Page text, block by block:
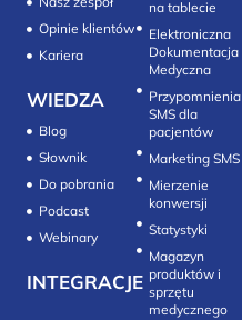
Opinie klientów
Kariera
WIEDZA
Blog
Słownik
Do pobrania
Podcast
Webinary
INTEGRACJE
na tablecie
Elektroniczna
Dokumentacja
Medyczna
Przypomnienia
SMS dla
pacjentów
Marketing SMS
Mierzenie
konwersji‎
Statystyki
Magazyn
produktów i
sprzętu
medycznego